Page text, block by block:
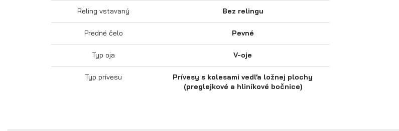
Reling vstavaný Bez relingu
Predné čelo Pevné
Typ oja V-oje
Typ prívesu
Prívesy s kolesami vedľa ložnej plochy
(preglejkové a hliníkové bočnice)